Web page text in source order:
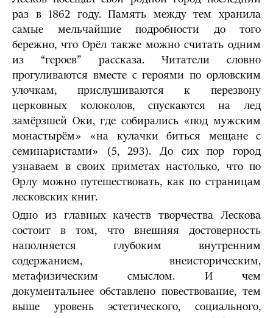
раз в 1862 году. Память между тем хранила
самые мельчайшие подробности до того
бережно, что Орёл также можно считать одним
из “героев” рассказа. Читатели словно
прогуливаются вместе с героями по орловским
улочкам, прислушиваются к перезвону
церковных колоколов, спускаются на лед
замёрзшей Оки, где собирались «под мужским
монастырём» «на кулачки биться мещане с
семинаристами» (5, 293). До сих пор город
узнаваем в своих приметах настолько, что по
Орлу можно путешествовать, как по страницам
лесковских книг.
Одно из главных качеств творчества Лескова
состоит в том, что внешняя достоверность
наполняется глубоким внутренним
содержанием, внеисторическим,
метафизическим смыслом. И чем
документальнее обставлено повествование, тем
выше уровень эстетического, социального,